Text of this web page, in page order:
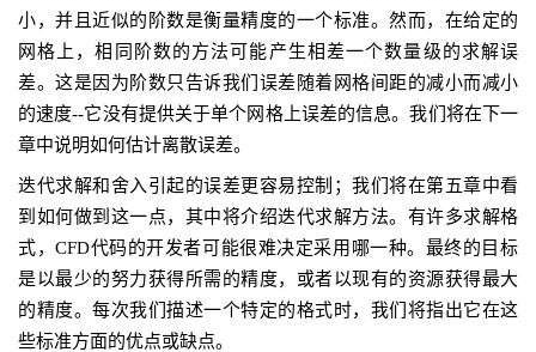
小，并且近似的阶数是衡量精度的一个标准。然而，在给定的
网格上，相同阶数的方法可能产生相差一个数量级的求解误
差。这是因为阶数只告诉我们误差随着网格间距的减小而减小
的速度--它没有提供关于单个网格上误差的信息。我们将在下一
章中说明如何估计离散误差。
迭代求解和舍入引起的误差更容易控制；我们将在第五章中看
到如何做到这一点，其中将介绍迭代求解方法。有许多求解格
式，CFD代码的开发者可能很难决定采用哪一种。最终的目标
是以最少的努力获得所需的精度，或者以现有的资源获得最大
的精度。每次我们描述一个特定的格式时，我们将指出它在这
些标准方面的优点或缺点。